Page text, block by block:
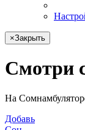
×Закрыть
Смотри
На
Добавь